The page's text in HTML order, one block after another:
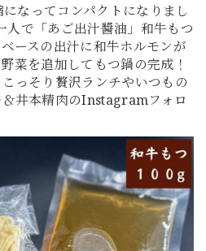
なってコンパクトになりまし
人で「あご出汁醬油」和牛もつ
ースの出汁に和牛ホルモンが
菜を追加してもつ鍋の完成！
っそり贅沢ランチやいつもの
井本精肉のInstagramフォロ